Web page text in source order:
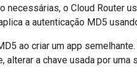
necessárias, o Cloud Router
a autenticação MD5
ao criar um app
a chave usada por uma